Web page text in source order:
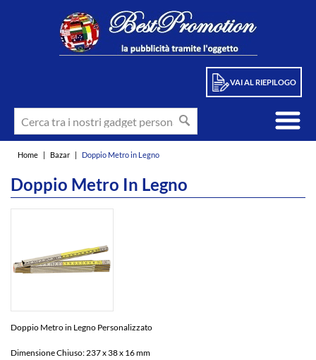
VAI AL RIEPILOGO
Home | Bazar | Doppio Metro in Legno
Doppio Metro In Legno
Doppio Metro in Legno Personalizzato
Dimensione Chiuso: 237 x 38 x 16 mm